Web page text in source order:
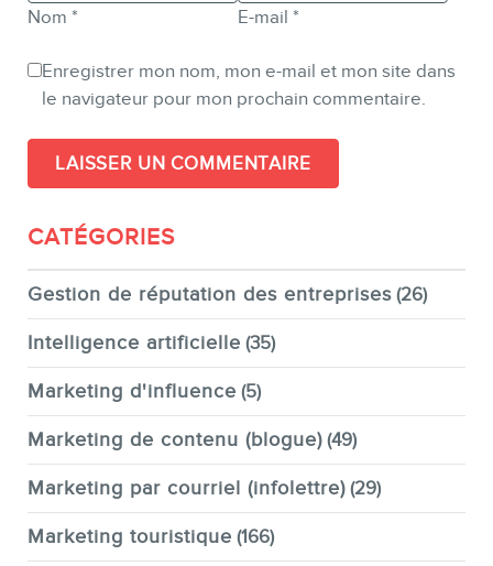
Nom * E-mail *
Enregistrer mon nom, mon e-mail et mon site dans
le navigateur pour mon prochain commentaire.
CATÉGORIES
Gestion de réputation des entreprises (26)
Intelligence artificielle (35)
Marketing d'influence (5)
Marketing de contenu (blogue) (49)
Marketing par courriel (infolettre) (29)
Marketing touristique (166)